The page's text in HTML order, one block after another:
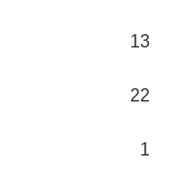
13
22
1